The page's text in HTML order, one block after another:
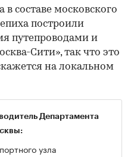
в составе московского
построили
путепроводами и
Сити», так что это
на локальном
Департамента
узла